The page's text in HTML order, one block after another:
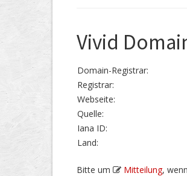
Vivid
Domain-Registrar:
Registrar:
Webseite:
Quelle:
Iana ID:
Land:
Bitte um Mitteilung,